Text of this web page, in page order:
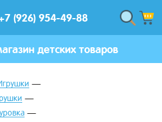
(926) 954-49-88
детских товаров